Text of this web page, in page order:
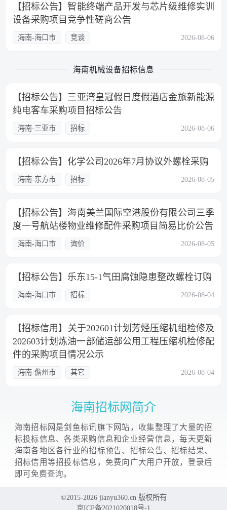
【招标公告】智能终端产品开发与芯片级维修实训
设备采购项目竞争性磋商公告
海南-海口市 竞谈 2026-08-06
海南机械设备招标信息
【招标公告】三亚湾皇冠假日度假酒店金旅新能源
纯电客车采购项目招标公告
海南-三亚市 招标 2026-08-06
【招标公告】化学公司2026年7月协议外螺栓采购
海南-东方市 招标 2026-08-05
【招标公告】海南美兰国际空港股份有限公司三季
度一号航站楼物业维修配件采购项目简易比价公告
海南-海口市 询价 2026-08-05
【招标公告】乐东15-1气田腐蚀隐患整改螺栓订购
海南-海口市 招标 2026-08-04
【招标信用】关于202601计划芳烃压缩机组检修及
202603计划炼油一部储运部公用工程压缩机检修配
件的采购项目情况公示
海南-儋州市 其它 2026-08-04
海南招标网简介
海南招标网是剑鱼标讯旗下网站，收集整理了大量的招
标投标信息、各类采购信息和企业经营信息，每天更新
海南各地区各行业的招标预告、招标公告、招标结果、
招标信用等招投标信息，免费向广大用户开放，登录后
即可免费查询。
©2015-2026 jianyu360.cn 版权所有
京ICP备2021020018号-1